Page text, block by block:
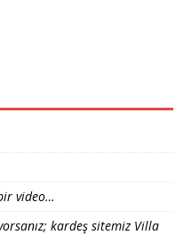
video…
kardeş sitemiz Villa